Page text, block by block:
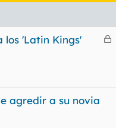
C
a
los 'Latin Kings'
agredir a su novia